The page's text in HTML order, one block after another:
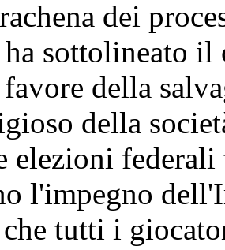
dei
ha sottolineato
favore della
della
federali
l'impegno
che tutti i